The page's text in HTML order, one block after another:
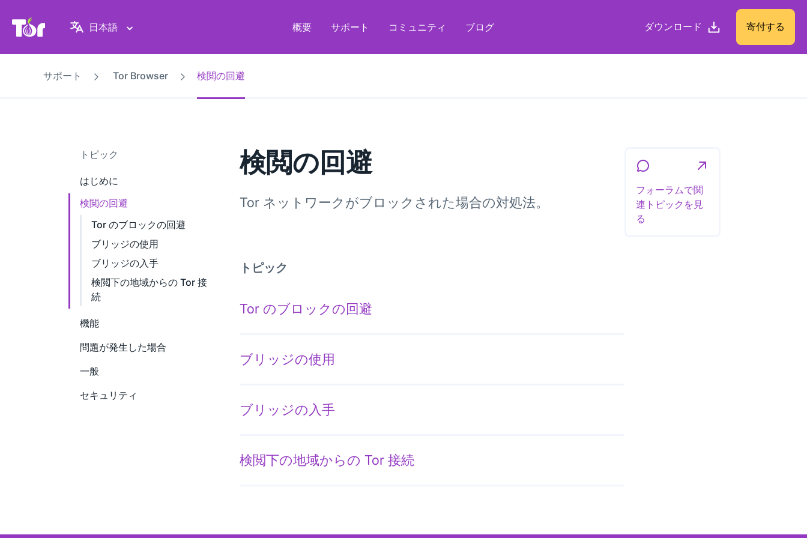
Tor Project ウェブサイト
日本語 概要 サポート コミュニティ ブログ ダウンロード 寄付する
サポート Tor Browser 検閲の回避
トピック
はじめに
検閲の回避
Tor のブロックの回避
ブリッジの使用
ブリッジの入手
検閲下の地域からの Tor 接
続
機能
問題が発生した場合
一般
セキュリティ
検閲の回避
Tor ネットワークがブロックされた場合の対処法。
フォーラムで関
連トピックを見
る
トピック
Tor のブロックの回避
ブリッジの使用
ブリッジの入手
検閲下の地域からの Tor 接続